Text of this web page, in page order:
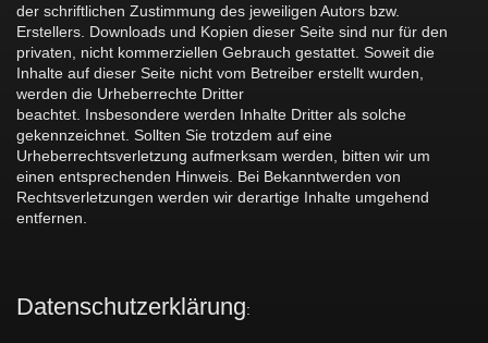
der schriftlichen Zustimmung des jeweiligen Autors bzw.
Erstellers. Downloads und Kopien dieser Seite sind nur für den
privaten, nicht kommerziellen Gebrauch gestattet. Soweit die
Inhalte auf dieser Seite nicht vom Betreiber erstellt wurden,
werden die Urheberrechte Dritter
beachtet. Insbesondere werden Inhalte Dritter als solche
gekennzeichnet. Sollten Sie trotzdem auf eine
Urheberrechtsverletzung aufmerksam werden, bitten wir um
einen entsprechenden Hinweis. Bei Bekanntwerden von
Rechtsverletzungen werden wir derartige Inhalte umgehend
entfernen.
Datenschutzerklärung: